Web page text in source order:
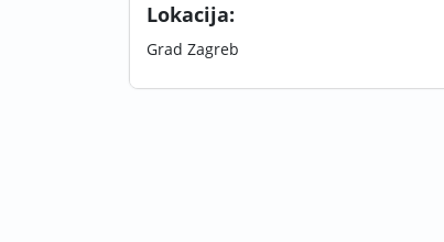
Lokacija:
Grad Zagreb